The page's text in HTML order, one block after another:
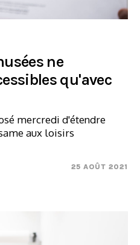
ne
qu'avec
mercredi d'étendre
aux loisirs
25 AOÛT 2021